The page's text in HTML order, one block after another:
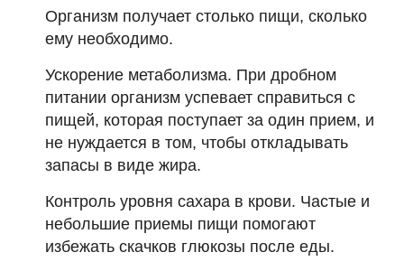
Организм получает столько пищи, сколько
ему необходимо.
Ускорение метаболизма. При дробном
питании организм успевает справиться с
пищей, которая поступает за один прием, и
не нуждается в том, чтобы откладывать
запасы в виде жира.
Контроль уровня сахара в крови. Частые и
небольшие приемы пищи помогают
избежать скачков глюкозы после еды.